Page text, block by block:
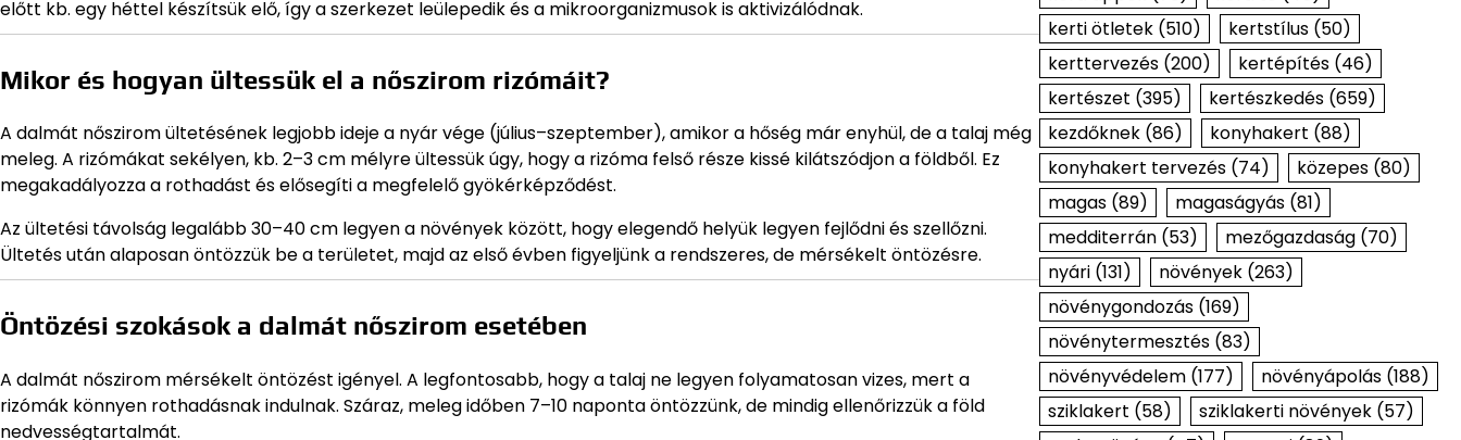
előtt kb. egy héttel készítsük elő, így a szerkezet leülepedik és a mikroorganizmusok is aktivizálódnak.
Mikor és hogyan ültessük el a nőszirom rizómáit?
A dalmát nőszirom ültetésének legjobb ideje a nyár vége (július–szeptember), amikor a hőség már enyhül, de a talaj még
meleg. A rizómákat sekélyen, kb. 2–3 cm mélyre ültessük úgy, hogy a rizóma felső része kissé kilátszódjon a földből. Ez
megakadályozza a rothadást és elősegíti a megfelelő gyökérképződést.
Az ültetési távolság legalább 30–40 cm legyen a növények között, hogy elegendő helyük legyen fejlődni és szellőzni.
Ültetés után alaposan öntözzük be a területet, majd az első évben figyeljünk a rendszeres, de mérsékelt öntözésre.
Öntözési szokások a dalmát nőszirom esetében
A dalmát nőszirom mérsékelt öntözést igényel. A legfontosabb, hogy a talaj ne legyen folyamatosan vizes, mert a
rizómák könnyen rothadásnak indulnak. Száraz, meleg időben 7–10 naponta öntözzünk, de mindig ellenőrizzük a föld
nedvességtartalmát.
kerti ötletek(510) kertstílus(50)
kerttervezés(200) kertépítés(46)
kertészet (395) kertészkedés(659)
kezdőknek(86) konyhakert (88)
konyhakert tervezés(74) közepes(80)
magas(89) magaságyás(81)
medditerrán(53) mezőgazdaság(70)
nyári(131) növények(263)
növénygondozás(169)
növénytermesztés(83)
növényvédelem(177) növényápolás(188)
sziklakert (58) sziklakerti növények(57)